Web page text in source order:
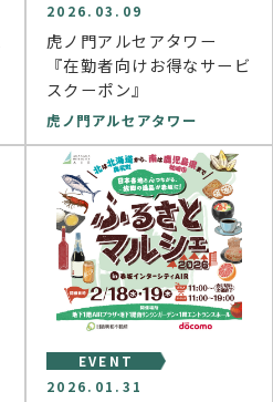
2026.03.09
虎ノ門アルセアタワー
『在勤者向けお得なサービ
スクーポン』
虎ノ門アルセアタワー
EVENT
2026.01.31